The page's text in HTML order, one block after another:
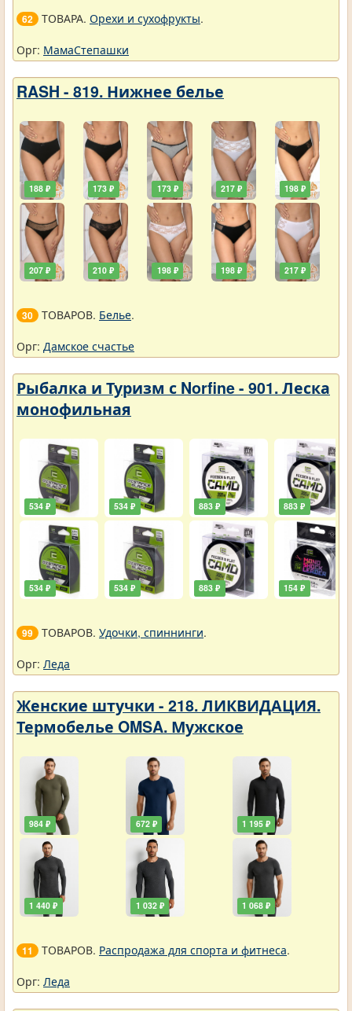
62 ТОВАРА. Орехи и сухофрукты.
Орг: МамаСтепашки
RASH - 819. Нижнее белье
188 ₽
207 ₽
173 ₽
210 ₽
173 ₽
198 ₽
217 ₽
198 ₽
198 ₽
217 ₽
30 ТОВАРОВ. Белье.
Орг: Дамское счастье
Рыбалка и Туризм с Norfine - 901. Леска
монофильная
534 ₽
534 ₽
534 ₽
534 ₽
883 ₽
883 ₽
883 ₽
154 ₽
99 ТОВАРОВ. Удочки, спиннинги.
Орг: Леда
Женские штучки - 218. ЛИКВИДАЦИЯ.
Термобелье OMSA. Мужское
984 ₽
1 440 ₽
672 ₽
1 032 ₽
1 195 ₽
1 068 ₽
11 ТОВАРОВ. Распродажа для спорта и фитнеса.
Орг: Леда